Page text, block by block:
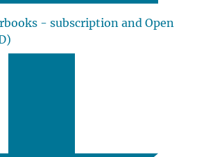
- subscription and Open